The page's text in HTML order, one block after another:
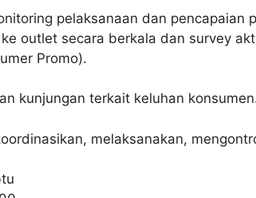
pelaksanaan dan
outlet secara berkala dan survey
Promo).
kunjungan terkait keluhan
melaksanakan,